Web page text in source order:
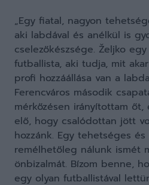
„Egy fiatal, nagyon
aki labdával és anélkül is
cselezőkészsége. Željko
futballista, aki tudja, mit
profi hozzáállása van a
Ferencváros második
mérkőzésen irányítottam
elő, hogy csalódottan jött
hozzánk. Egy tehetséges
remélhetőleg nálunk ismét
önbizalmát. Bízom benne,
egy olyan futballistával